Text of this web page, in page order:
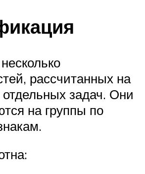
рассчитанных на
задач. Они
на группы по